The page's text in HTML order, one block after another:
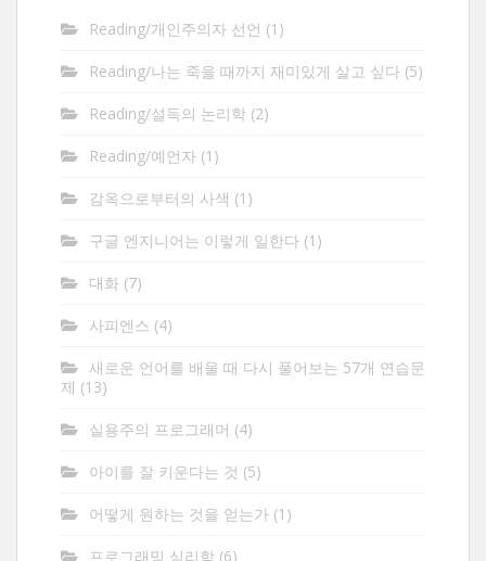
Reading/개인주의자 선언 (1)
Reading/나는 죽을 때까지 재미있게 살고 싶다 (5)
Reading/설득의 논리학 (2)
Reading/예언자 (1)
감옥으로부터의 사색 (1)
구글 엔지니어는 이렇게 일한다 (1)
대화 (7)
사피엔스 (4)
새로운 언어를 배울 때 다시 풀어보는 57개 연습문
제 (13)
실용주의 프로그래머 (4)
아이를 잘 키운다는 것 (5)
어떻게 원하는 것을 얻는가 (1)
프로그래밍 심리학 (6)